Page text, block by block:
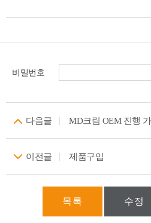
비밀번호
다음글 MD크림 OEM 진행
이전글 제품구입
목록 수정